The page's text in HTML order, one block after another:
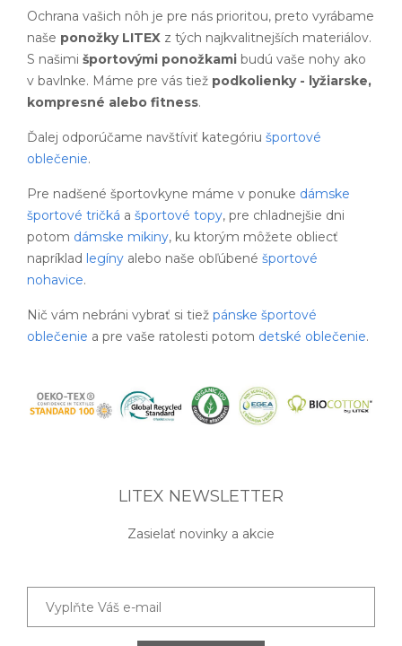
Ochrana vašich nôh je pre nás prioritou, preto vyrábame
naše ponožky LITEX z tých najkvalitnejších materiálov.
S našimi športovými ponožkami budú vaše nohy ako
v bavlnke. Máme pre vás tiež podkolienky - lyžiarske,
kompresné alebo fitness.
Ďalej odporúčame navštíviť kategóriu športové
oblečenie.
Pre nadšené športovkyne máme v ponuke dámske
športové tričká a športové topy, pre chladnejšie dni
potom dámske mikiny, ku ktorým môžete obliecť
napríklad legíny alebo naše obľúbené športové
nohavice.
Nič vám nebráni vybrať si tiež pánske športové
oblečenie a pre vaše ratolesti potom detské oblečenie.
LITEX NEWSLETTER
Zasielať novinky a akcie